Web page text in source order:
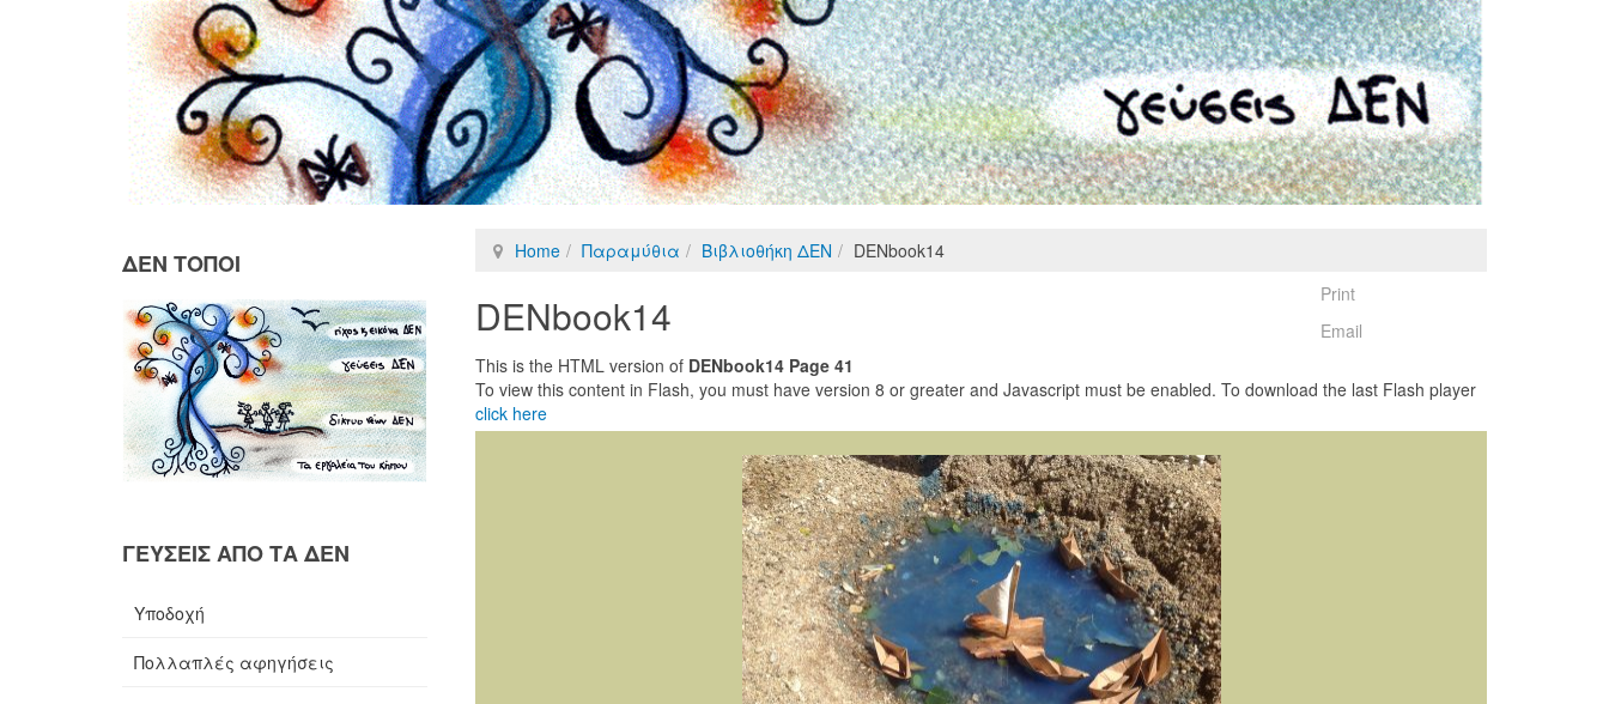
Home Παραμύθια Βιβλιοθήκη ΔΕΝ
DENbook14
Print
Email
DENbook14
This is the HTML version of DENbook14 Page 41
To view this content in Flash, you must have version 8 or greater and Javascript must be enabled. To download the last Flash player
click here
ΔΕΝ ΤΟΠΟΙ
ΓΕΥΣΕΙΣ ΑΠΟ ΤΑ ΔΕΝ
Υποδοχή
Πολλαπλές αφηγήσεις